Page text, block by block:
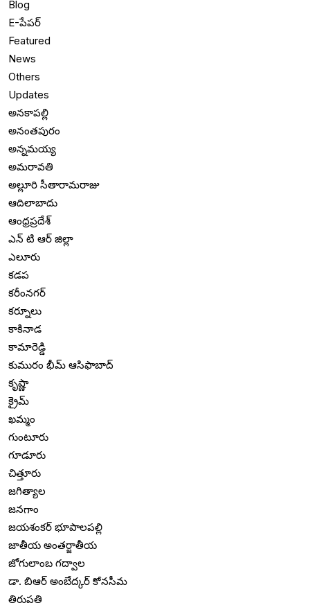
Blog
E-పేపర్
Featured
News
Others
Updates
అనకాపల్లి
అనంతపురం
అన్నమయ్య
అమరావతి
అల్లూరి సీతారామరాజు
ఆదిలాబాదు
ఆంధ్రప్రదేశ్
ఎన్ టి ఆర్ జిల్లా
ఎలూరు
కడప
కరీంనగర్
కర్నూలు
కాకినాడ
కామారెడ్డి
కుమురం భీమ్ ఆసిఫాబాద్
కృష్ణా
క్రైమ్
ఖమ్మం
గుంటూరు
గూడూరు
చిత్తూరు
జగిత్యాల
జనగాం
జయశంకర్ భూపాలపల్లి
జాతీయ అంతర్జాతీయ
జోగులాంబ గద్వాల
డా. బిఆర్ అంబేద్కర్ కోనసీమ
తిరుపతి